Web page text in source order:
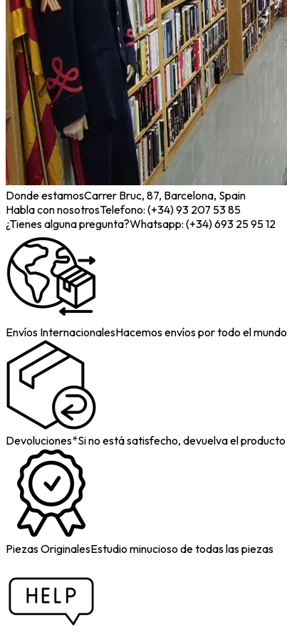
Donde estamosCarrer Bruc, 87, Barcelona, Spain
Habla con nosotrosTelefono: (+34) 93 207 53 85
¿Tienes alguna pregunta?Whatsapp: (+34) 693 25 95 12
Envíos InternacionalesHacemos envíos por todo el mundo
Devoluciones*Si no está satisfecho, devuelva el producto
Piezas OriginalesEstudio minucioso de todas las piezas